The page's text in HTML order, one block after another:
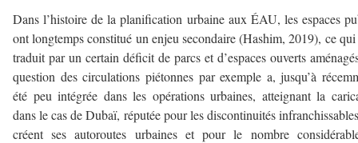
Dans l’histoire de la planification urbaine aux ÉAU, les espaces
ont longtemps constitué un enjeu secondaire (Hashim, 2019), ce qui
traduit par un certain déficit de parcs et d’espaces ouverts
question des circulations piétonnes par exemple a, jusqu’à
été peu intégrée dans les opérations urbaines, atteignant la
dans le cas de Dubaï, réputée pour les discontinuités
créent ses autoroutes urbaines et pour le nombre